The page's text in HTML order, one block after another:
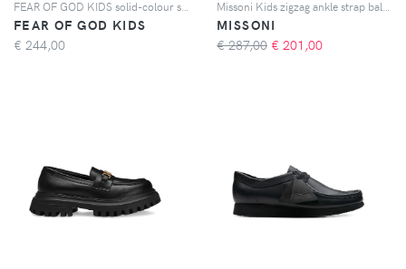
FEAR OF GOD KIDS
€ 244,00
MISSONI
€ 287,00 € 201,00